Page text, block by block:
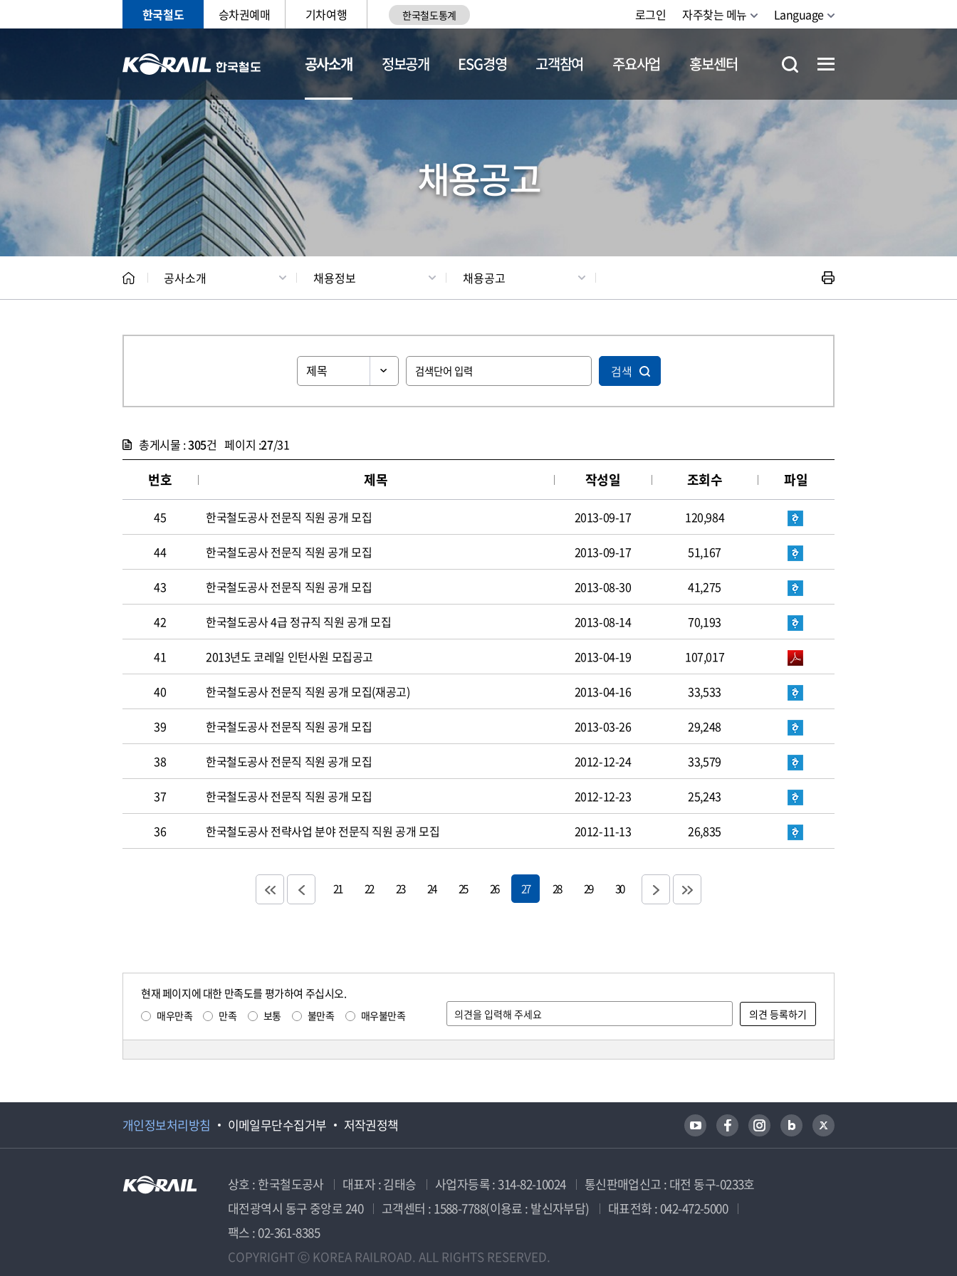
한국철도 승차권예매 기차여행 한국철도통계 로그인 자주찾는 메뉴 Language
공사소개
CEO 일반현황 채용정보
정보공개 ESG경영 고객참여 주요사업 홍보센터
채용공고
공사소개 채용정보 채용공고
검색
총게시물 :305건 페이지 :27/31
번호 제목 작성일 조회수 파일
45 한국철도공사 전문직 직원 공개 모집 2013-09-17 120,984
44 한국철도공사 전문직 직원 공개 모집 2013-09-17 51,167
43 한국철도공사 전문직 직원 공개 모집 2013-08-30 41,275
42 한국철도공사 4급 정규직 직원 공개 모집 2013-08-14 70,193
41 2013년도 코레일 인턴사원 모집공고 2013-04-19 107,017
40 한국철도공사 전문직 직원 공개 모집(재공고) 2013-04-16 33,533
39 한국철도공사 전문직 직원 공개 모집 2013-03-26 29,248
38 한국철도공사 전문직 직원 공개 모집 2012-12-24 33,579
37 한국철도공사 전문직 직원 공개 모집 2012-12-23 25,243
36 한국철도공사 전략사업 분야 전문직 직원 공개 모집 2012-11-13 26,835
21 22 23 24 25 26 27 28 29 30
현재 페이지에 대한 만족도를 평가하여 주십시오.
매우만족 만족 보통 불만족 매우불만족
개인정보처리방침 이메일무단수집거부 저작권정책
상호 : 한국철도공사 대표자 : 김태승 사업자등록 : 314-82-10024
통신판매업신고 : 대전 동구-0233호
대전광역시 동구 중앙로 240
고객센터 : 1588-7788(이용료 : 발신자부담)
대표전화 : 042-472-5000
팩스 : 02-361-8385
COPYRIGHT ⓒ KOREA RAILROAD. ALL RIGHTS RESERVED.